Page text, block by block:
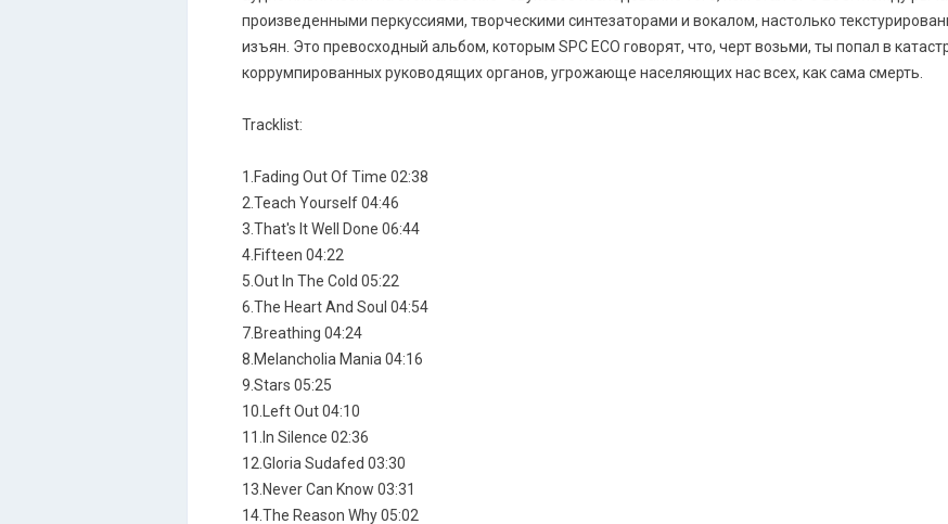
произведенными перкуссиями, творческими синтезаторами и вокалом, настолько
изъян. Это превосходный альбом, которым SPC ECO говорят, что, черт возьми, ты попал в
коррумпированных руководящих органов, угрожающе населяющих нас всех, как сама смерть.
Tracklist:
1.Fading Out Of Time 02:38
2.Teach Yourself 04:46
3.That's It Well Done 06:44
4.Fifteen 04:22
5.Out In The Cold 05:22
6.The Heart And Soul 04:54
7.Breathing 04:24
8.Melancholia Mania 04:16
9.Stars 05:25
10.Left Out 04:10
11.In Silence 02:36
12.Gloria Sudafed 03:30
13.Never Can Know 03:31
14.The Reason Why 05:02